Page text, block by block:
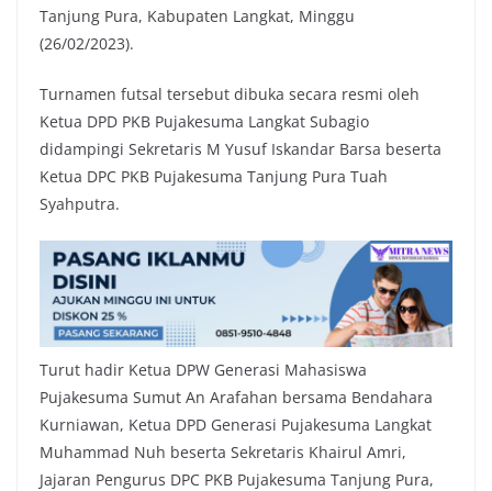
Tanjung Pura, Kabupaten Langkat, Minggu
(26/02/2023).
Turnamen futsal tersebut dibuka secara resmi oleh
Ketua DPD PKB Pujakesuma Langkat Subagio
didampingi Sekretaris M Yusuf Iskandar Barsa beserta
Ketua DPC PKB Pujakesuma Tanjung Pura Tuah
Syahputra.
Turut hadir Ketua DPW Generasi Mahasiswa
Pujakesuma Sumut An Arafahan bersama Bendahara
Kurniawan, Ketua DPD Generasi Pujakesuma Langkat
Muhammad Nuh beserta Sekretaris Khairul Amri,
Jajaran Pengurus DPC PKB Pujakesuma Tanjung Pura,